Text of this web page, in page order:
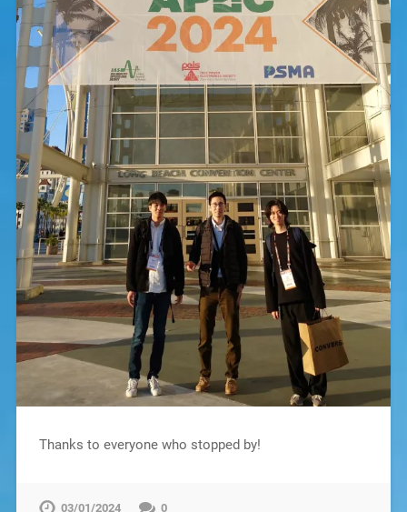
Thanks to everyone who stopped by!
03/01/2024 0